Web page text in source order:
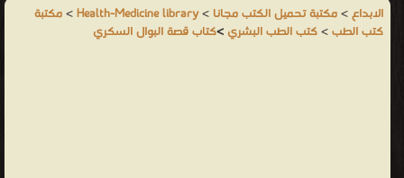
الابداع>مكتبة تحميل الكتب مجانا >
Health-Medicine library
>مكتبة
كتب الطب>كتب الطب البشري >كتاب قصة البوال السكري